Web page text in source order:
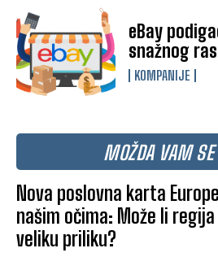
eBay
snažnog
KOMPANIJE
MOŽDA VAM
Nova poslovna karta
našim očima: Može li
veliku priliku?